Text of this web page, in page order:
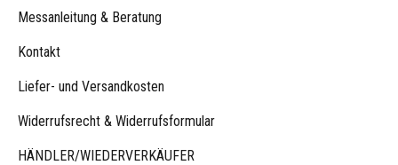
Messanleitung & Beratung
Kontakt
Liefer- und Versandkosten
Widerrufsrecht & Widerrufsformular
HÄNDLER/WIEDERVERKÄUFER